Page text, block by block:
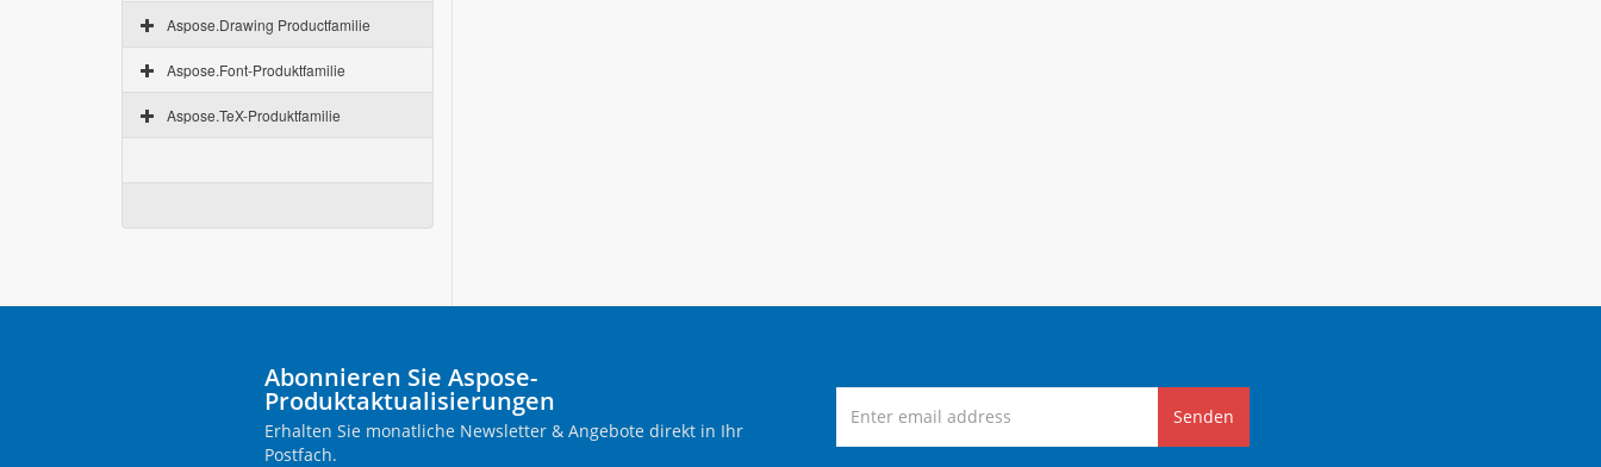
Aspose.Drawing Productfamilie
Aspose.Font-Produktfamilie
Aspose.TeX-Produktfamilie
Abonnieren Sie Aspose-
Produktaktualisierungen
Erhalten Sie monatliche Newsletter & Angebote direkt in Ihr
Postfach.
Senden